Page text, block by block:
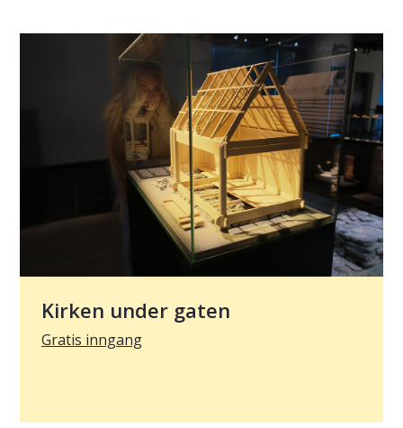
Kirken under gaten
Gratis inngang